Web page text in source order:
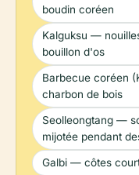
boudin coréen
Kalguksu —
bouillon d'os
Barbecue coréen
charbon de bois
Seolleongtang —
mijotée pendant
Galbi — côtes